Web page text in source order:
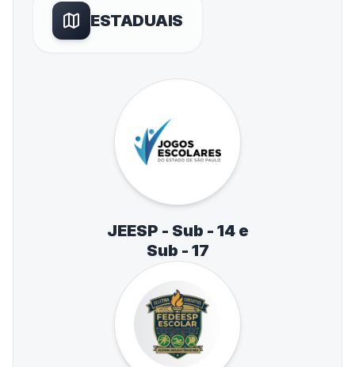
ESTADUAIS
JEESP - Sub - 14 e
Sub - 17